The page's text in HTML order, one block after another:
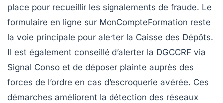
place pour recueillir les signalements de fraude. Le
formulaire en ligne sur MonCompteFormation reste
la voie principale pour alerter la Caisse des Dépôts.
Il est également conseillé d’alerter la DGCCRF via
Signal Conso et de déposer plainte auprès des
forces de l’ordre en cas d’escroquerie avérée. Ces
démarches améliorent la détection des réseaux